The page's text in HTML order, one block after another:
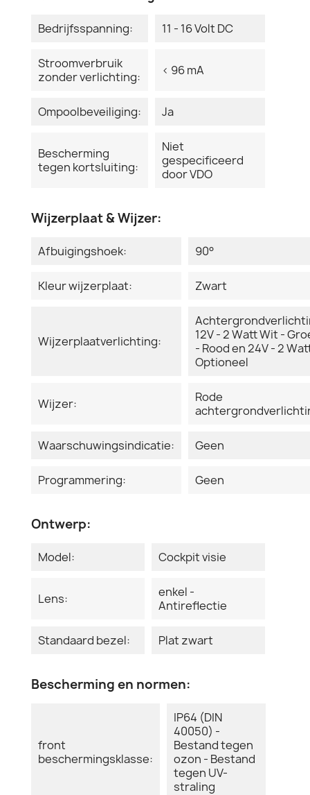
Bedrijfsspanning: 11 - 16 Volt DC
Stroomverbruik
zonder verlichting:
< 96 mA
Ompoolbeveiliging: Ja
Bescherming
tegen kortsluiting:
Niet
gespecificeerd
door VDO
Wijzerplaat & Wijzer:
Afbuigingshoek: 90°
Kleur wijzerplaat: Zwart
Wijzerplaatverlichting:
12V - 2 Watt Wit -
- Rood en 24V - 2
Optioneel
Wijzer:
Rode
Waarschuwingsindicatie: Geen
Programmering: Geen
Ontwerp:
Model: Cockpit visie
Lens:
enkel -
Antireflectie
Standaard bezel: Plat zwart
Bescherming en normen:
front
beschermingsklasse:
IP64 (DIN
40050) -
Bestand tegen
ozon - Bestand
tegen UV-
straling